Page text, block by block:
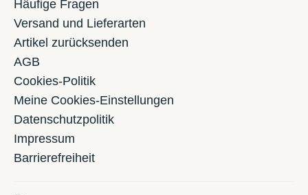
Häufige Fragen
Versand und Lieferarten
Artikel zurücksenden
AGB
Cookies-Politik
Meine Cookies-Einstellungen
Datenschutzpolitik
Impressum
Barrierefreiheit